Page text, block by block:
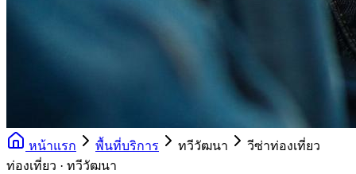
หน้าแรก พื้นที่บริการ ทวีวัฒนา
วีซ่าท่องเที่ยว
ท่องเที่ยว · ทวีวัฒนา